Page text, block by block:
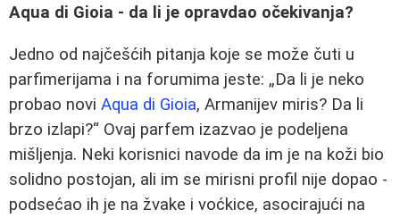
Aqua di Gioia - da li je opravdao očekivanja?
Jedno od najčešćih pitanja koje se može čuti u
parfimerijama i na forumima jeste: „Da li je neko
probao novi Aqua di Gioia, Armanijev miris? Da li
brzo izlapi?“ Ovaj parfem izazvao je podeljena
mišljenja. Neki korisnici navode da im je na koži bio
solidno postojan, ali im se mirisni profil nije dopao -
podsećao ih je na žvake i voćkice, asocirajući na